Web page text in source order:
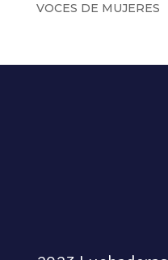
VOCES DE MUJERES